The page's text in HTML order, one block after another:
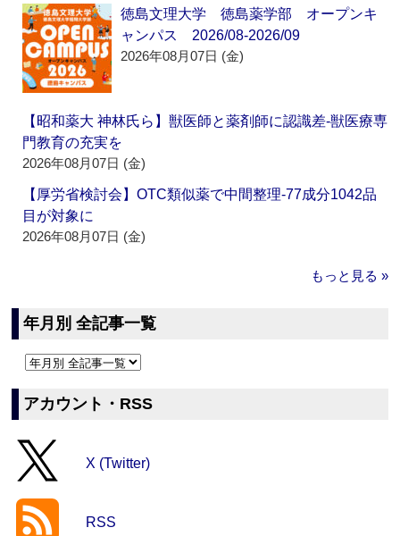
徳島文理大学 徳島薬学部 オープンキ
ャンパス 2026/08-2026/09
2026年08月07日 (金)
【昭和薬大 神林氏ら】獣医師と薬剤師に認識差‐獣医療専
門教育の充実を
2026年08月07日 (金)
【厚労省検討会】OTC類似薬で中間整理‐77成分1042品
目が対象に
2026年08月07日 (金)
もっと見る »
年月別 全記事一覧
アカウント・RSS
X (Twitter)
RSS